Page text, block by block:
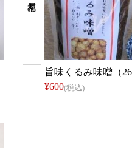
旨味くるみ味噌（
¥600(税込)